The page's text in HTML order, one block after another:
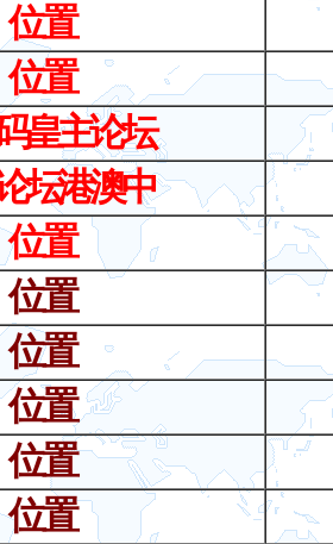
位置
位置
皇主论坛
坛港澳中
位置
位置
位置
位置
位置
位置